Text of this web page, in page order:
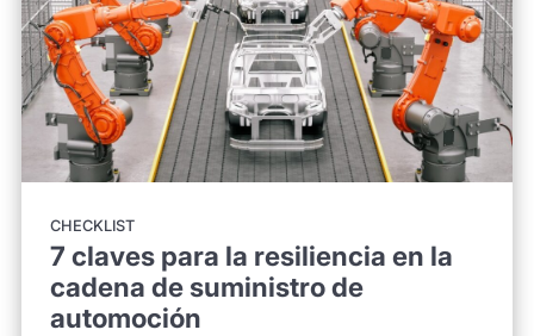
CHECKLIST
7 claves para la resiliencia en la
cadena de suministro de
automoción